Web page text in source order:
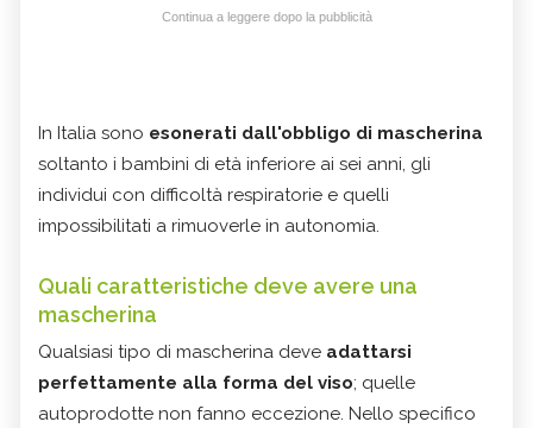
Continua a leggere dopo la pubblicità
In Italia sono esonerati dall'obbligo di mascherina
soltanto i bambini di età inferiore ai sei anni, gli
individui con difficoltà respiratorie e quelli
impossibilitati a rimuoverle in autonomia.
Quali caratteristiche deve avere una
mascherina
Qualsiasi tipo di mascherina deve adattarsi
perfettamente alla forma del viso; quelle
autoprodotte non fanno eccezione. Nello specifico